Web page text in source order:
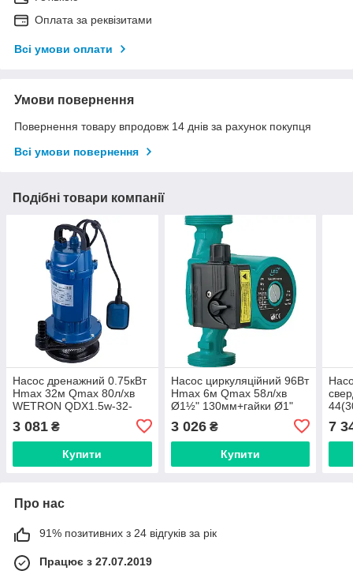
Оплата за реквізитами
Всі умови оплати
Умови повернення
Повернення товару впродовж 14 днів за рахунок покупця
Всі умови повернення
Подібні товари компанії
Насос дренажний 0.75кВт
Hmax 32м Qmax 80л/хв
WETRON QDX1.5w-32-
3 081 ₴
Купити
Насос циркуляційний 96Вт
Hmax 6м Qmax 58л/хв
Ø1½" 130мм+гайки Ø1"
(774433)
3 026₴
Купити
7
Про нас
91% позитивних з 24 відгуків за рік
Працює з 27.07.2019